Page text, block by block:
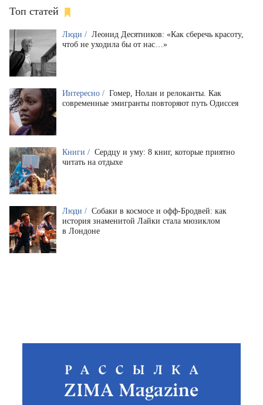
Топ статей
Люди / Леонид Десятников: «Как сберечь красоту,
чтоб не уходила бы от нас…»
Интересно / Гомер, Нолан и релоканты. Как
современные эмигранты повторяют путь Одиссея
Книги / Сердцу и уму: 8 книг, которые приятно
читать на отдыхе
Люди / Собаки в космосе и офф-Бродвей: как
история знаменитой Лайки стала мюзиклом
в Лондоне